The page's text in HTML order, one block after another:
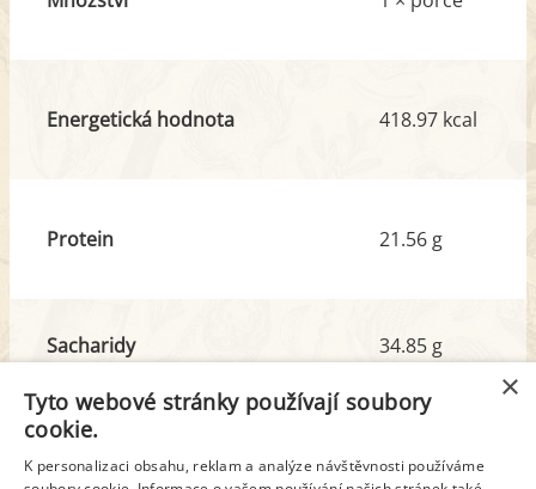
Energetická hodnota 418.97 kcal
Protein 21.56 g
Sacharidy
z toho cukr
34.85 g
21.05 g
Tuk
21.75 g
×
Tyto webové stránky používají soubory
cookie.
K personalizaci obsahu, reklam a analýze návštěvnosti používáme